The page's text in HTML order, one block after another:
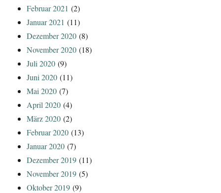
Februar 2021 (2)
Januar 2021 (11)
Dezember 2020 (8)
November 2020 (18)
Juli 2020 (9)
Juni 2020 (11)
Mai 2020 (7)
April 2020 (4)
März 2020 (2)
Februar 2020 (13)
Januar 2020 (7)
Dezember 2019 (11)
November 2019 (5)
Oktober 2019 (9)